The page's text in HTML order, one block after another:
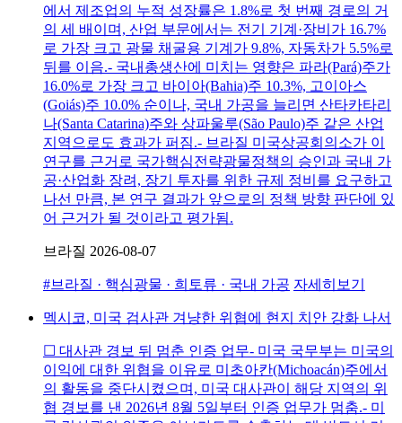
에서 제조업의 누적 성장률은 1.8%로 첫 번째 경로의 거
의 세 배이며, 산업 부문에서는 전기 기계·장비가 16.7%
로 가장 크고 광물 채굴용 기계가 9.8%, 자동차가 5.5%로
뒤를 이음.- 국내총생산에 미치는 영향은 파라(Pará)주가
16.0%로 가장 크고 바이아(Bahia)주 10.3%, 고이아스
(Goiás)주 10.0% 순이나, 국내 가공을 늘리면 산타카타리
나(Santa Catarina)주와 상파울루(São Paulo)주 같은 산업
지역으로도 효과가 퍼짐.- 브라질 미국상공회의소가 이
연구를 근거로 국가핵심전략광물정책의 승인과 국내 가
공·산업화 장려, 장기 투자를 위한 규제 정비를 요구하고
나선 만큼, 본 연구 결과가 앞으로의 정책 방향 판단에 있
어 근거가 될 것이라고 평가됨.
브라질 2026-08-07
#브라질 · 핵심광물 · 희토류 · 국내 가공 자세히보기
멕시코, 미국 검사관 겨냥한 위협에 현지 치안 강화 나서
☐ 대사관 경보 뒤 멈춘 인증 업무- 미국 국무부는 미국의
이익에 대한 위협을 이유로 미초아칸(Michoacán)주에서
의 활동을 중단시켰으며, 미국 대사관이 해당 지역의 위
협 경보를 낸 2026년 8월 5일부터 인증 업무가 멈춤.- 미